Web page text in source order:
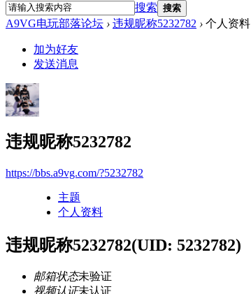
搜索 搜索
A9VG电玩部落论坛 › 违规昵称5232782 › 个人资料
加为好友
发送消息
违规昵称5232782
https://bbs.a9vg.com/?5232782
主题
个人资料
违规昵称5232782(UID: 5232782)
邮箱状态未验证
视频认证未认证